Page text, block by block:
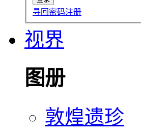
寻回密码注册
视界
图册
敦煌遗珍